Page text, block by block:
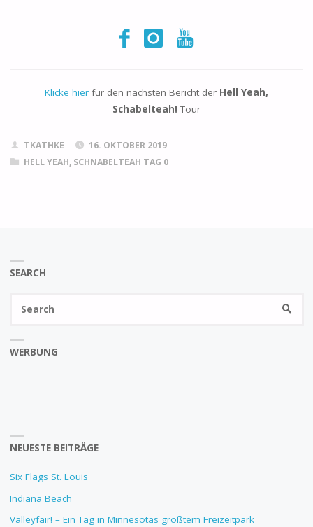
Klicke hierfür den nächsten Bericht der Hell Yeah,
Schabelteah! Tour
TKATHKE
16. OKTOBER 2019
HELL YEAH, SCHNABELTEAH TAG 0
SEARCH
WERBUNG
NEUESTE BEITRÄGE
Six Flags St. Louis
Indiana Beach
Valleyfair! – Ein Tag in Minnesotas größtem Freizeitpark